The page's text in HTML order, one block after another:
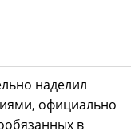
наделил
официально
в